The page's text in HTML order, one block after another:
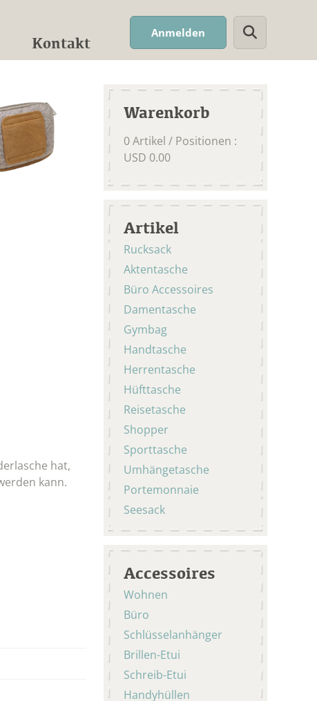
Kontakt
Anmelden Suchwort
Warenkorb
0Artikel / Positionen :
USD 0.00
Artikel
Rucksack
Aktentasche
Büro Accessoires
Damentasche
Gymbag
Handtasche
Herrentasche
Hüfttasche
Reisetasche
Shopper
Sporttasche
Umhängetasche
Portemonnaie
Seesack
Accessoires
Wohnen
Büro
Schlüsselanhänger
Brillen-Etui
Schreib-Etui
Handyhüllen
hat,
kann.